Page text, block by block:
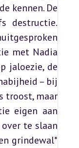
kennen. De
destructie.
met Nadia
jaloezie, de
– bij
troost, maar
eigen aan
te slaan
grindewal*